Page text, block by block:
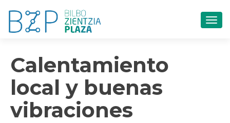
Calentamiento
local y buenas
vibraciones